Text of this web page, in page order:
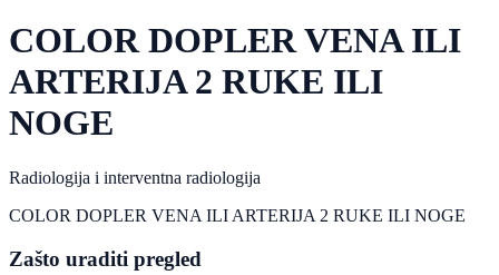
COLOR DOPLER VENA ILI
ARTERIJA 2 RUKE ILI
NOGE
Radiologija i interventna radiologija
COLOR DOPLER VENA ILI ARTERIJA 2 RUKE ILI NOGE
Zašto uraditi pregled